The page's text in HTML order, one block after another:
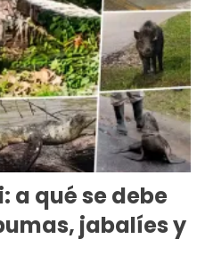
a qué se debe
jabalíes y